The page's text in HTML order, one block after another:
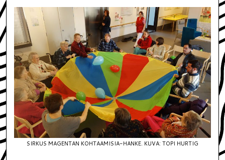
SIRKUS MAGENTAN KOHTAAMISIA-HANKE. KUVA: TOPI HURTIG